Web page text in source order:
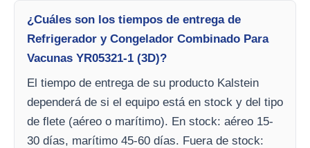
¿Cuáles son los tiempos de entrega de
Refrigerador y Congelador Combinado Para
Vacunas YR05321-1 (3D)?
El tiempo de entrega de su producto Kalstein
dependerá de si el equipo está en stock y del tipo
de flete (aéreo o marítimo). En stock: aéreo 15-
30 días, marítimo 45-60 días. Fuera de stock: